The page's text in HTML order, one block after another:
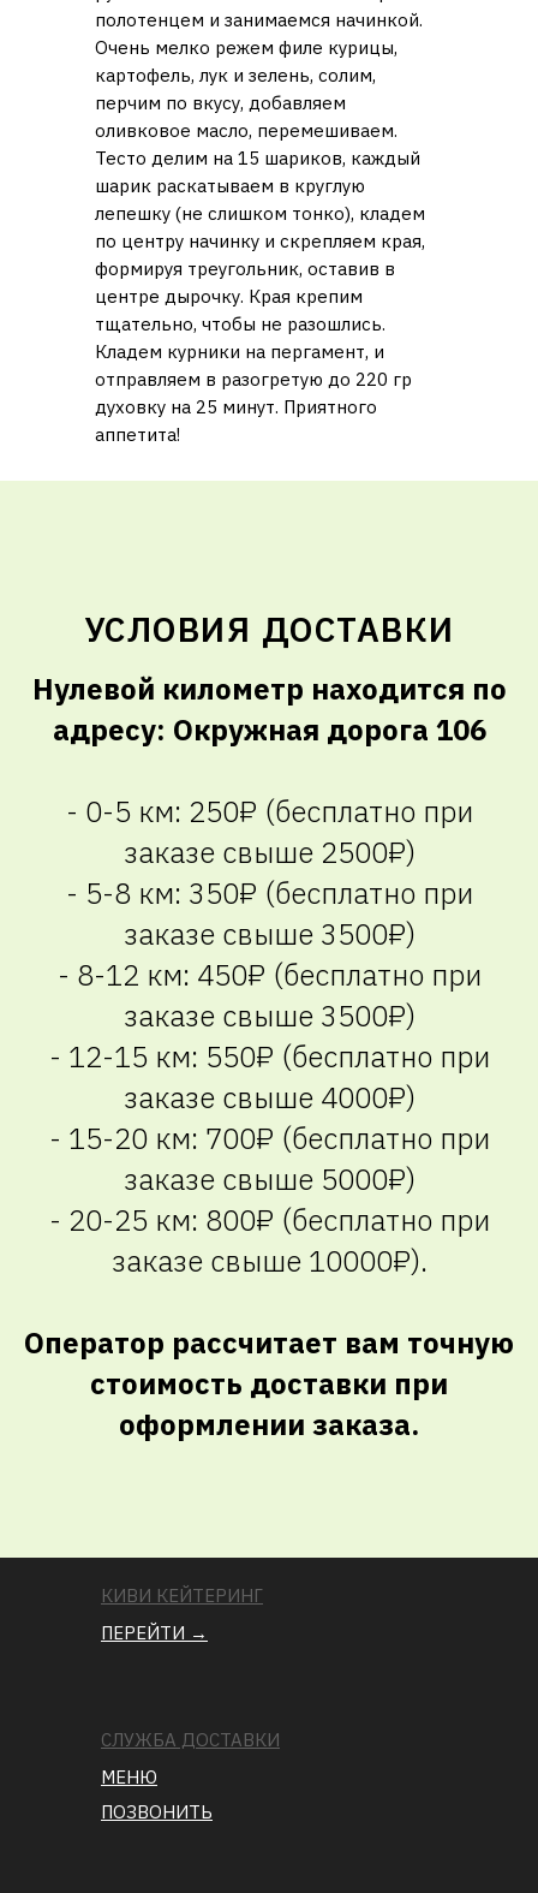
полотенцем и занимаемся начинкой.
Очень мелко режем филе курицы,
картофель, лук и зелень, солим,
перчим по вкусу, добавляем
оливковое масло, перемешиваем.
Тесто делим на 15 шариков, каждый
шарик раскатываем в круглую
лепешку (не слишком тонко), кладем
по центру начинку и скрепляем края,
формируя треугольник, оставив в
центре дырочку. Края крепим
тщательно, чтобы не разошлись.
Кладем курники на пергамент, и
отправляем в разогретую до 220 гр
духовку на 25 минут. Приятного
аппетита!
УСЛОВИЯ ДОСТАВКИ
Нулевой километр находится по
адресу: Окружная дорога 106
- 0-5 км: 250₽ (бесплатно при
заказе свыше 2500₽)
- 5-8 км: 350₽ (бесплатно при
заказе свыше 3500₽)
- 8-12 км: 450₽ (бесплатно при
заказе свыше 3500₽)
- 12-15 км: 550₽ (бесплатно при
заказе свыше 4000₽)
- 15-20 км: 700₽ (бесплатно при
заказе свыше 5000₽)
- 20-25 км: 800₽ (бесплатно при
заказе свыше 10000₽).
Оператор рассчитает вам точную
стоимость доставки при
оформлении заказа.
КИВИ КЕЙТЕРИНГ
ПЕРЕЙТИ →
СЛУЖБА ДОСТАВКИ
МЕНЮ
ПОЗВОНИТЬ